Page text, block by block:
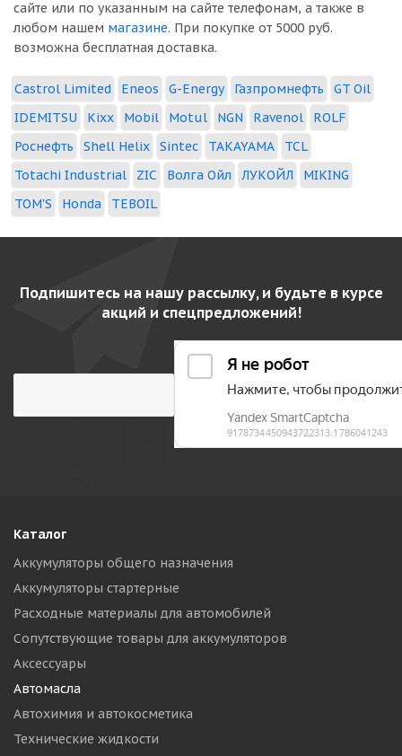
сайте или по указанным на сайте телефонам, а также в
любом нашем магазине. При покупке от 5000 руб.
возможна бесплатная доставка.
Castrol Limited Eneos G-Energy Газпромнефть
GT Oil
IDEMITSU
Kixx Mobil Motul NGN Ravenol
ROLF
Роснефть
Shell Helix Sintec TAKAYAMA
TCL
Totachi Industrial
ZIC Волга Ойл ЛУКОЙЛ
MIKING
TOM'S
Honda TEBOIL
Подпишитесь на нашу рассылку, и будьте в курсе
акций и спецпредложений!
Каталог
Аккумуляторы общего назначения
Аккумуляторы стартерные
Расходные материалы для автомобилей
Сопутствующие товары для аккумуляторов
Аксессуары
Автомасла
Автохимия и автокосметика
Технические жидкости